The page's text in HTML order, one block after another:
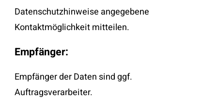
Datenschutzhinweise angegebene
Kontaktmöglichkeit mitteilen.
Empfänger:
Empfänger der Daten sind ggf.
Auftragsverarbeiter.